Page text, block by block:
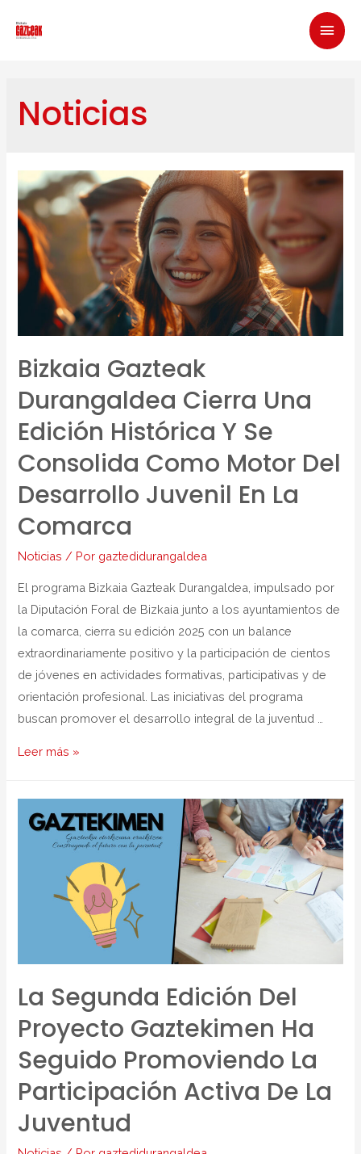
Noticias
Bizkaia Gazteak
Durangaldea Cierra Una
Edición Histórica Y Se
Consolida Como Motor Del
Desarrollo Juvenil En La
Comarca
Noticias / Por gaztedidurangaldea
El programa Bizkaia Gazteak Durangaldea, impulsado por
la Diputación Foral de Bizkaia junto a los ayuntamientos de
la comarca, cierra su edición 2025 con un balance
extraordinariamente positivo y la participación de cientos
de jóvenes en actividades formativas, participativas y de
orientación profesional. Las iniciativas del programa
buscan promover el desarrollo integral de la juventud …
Leer más »
La Segunda Edición Del
Proyecto Gaztekimen Ha
Seguido Promoviendo La
Participación Activa De La
Juventud